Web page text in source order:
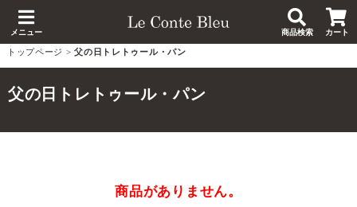
メニュー 商品検索 カート
トップページ >父の日トレトゥール・パン
父の日トレトゥール・パン
商品がありません。